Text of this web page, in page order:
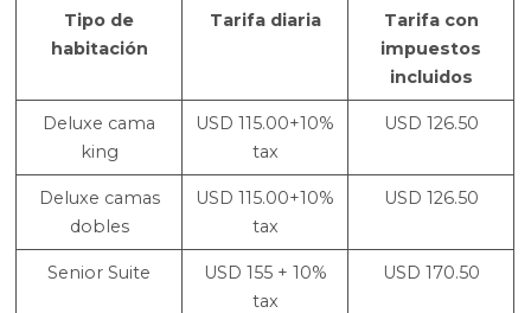
Tipo de
habitación
Tarifa diaria
Tarifa con
impuestos
incluidos
Deluxe cama
king
USD 115.00+10%
tax
USD 126.50
Deluxe camas
dobles
USD 115.00+10%
tax
USD 126.50
Senior Suite
USD 155 + 10%
tax
USD 170.50